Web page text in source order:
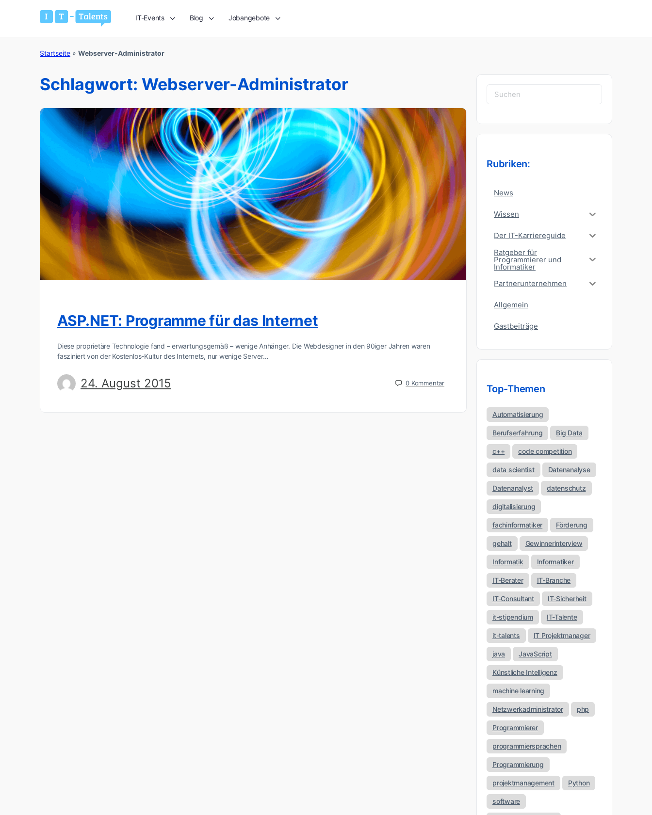
IT-Events Blog Jobangebote
Startseite » Webserver-Administrator
Schlagwort: Webserver-Administrator
ASP.NET: Programme für das Internet
Diese proprietäre Technologie fand – erwartungsgemäß – wenige Anhänger. Die Webdesigner in den 90iger Jahren waren
fasziniert von der Kostenlos-Kultur des Internets, nur wenige Server…
24. August 2015 0 Kommentar
Suchen
nach:
Rubriken:
News
Wissen
Der IT-Karriereguide
Ratgeber für
Programmierer und
Informatiker
Partnerunternehmen
Allgemein
Gastbeiträge
Top-Themen
Automatisierung
Berufserfahrung Big Data
c++ code competition
data scientist Datenanalyse
Datenanalyst datenschutz
digitalisierung
fachinformatiker Förderung
gehalt Gewinnerinterview
Informatik Informatiker
IT-Berater IT-Branche
IT-Consultant IT-Sicherheit
it-stipendium IT-Talente
it-talents IT Projektmanager
java JavaScript
Künstliche Intelligenz
machine learning
Netzwerkadministrator php
Programmierer
programmiersprachen
Programmierung
projektmanagement Python
software